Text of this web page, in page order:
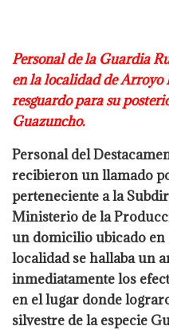
Personal de la Guardia
en la localidad de Arroyo
resguardo para su
Guazuncho.
Personal del
recibieron un llamado
perteneciente a la
Ministerio de la
un domicilio ubicado en
localidad se hallaba un
inmediatamente los
en el lugar donde
silvestre de la especie